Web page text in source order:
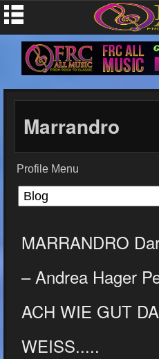
Marrandro
Profile Menu
MARRANDRO
– Andrea Hager
ACH WIE GUT
WEISS.....